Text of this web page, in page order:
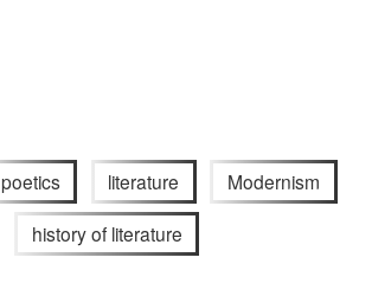
poetics literature Modernism
history of literature